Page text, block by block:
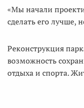
«Мы начали
сделать его лучше,
Реконструкция
возможность
отдыха и спорта.